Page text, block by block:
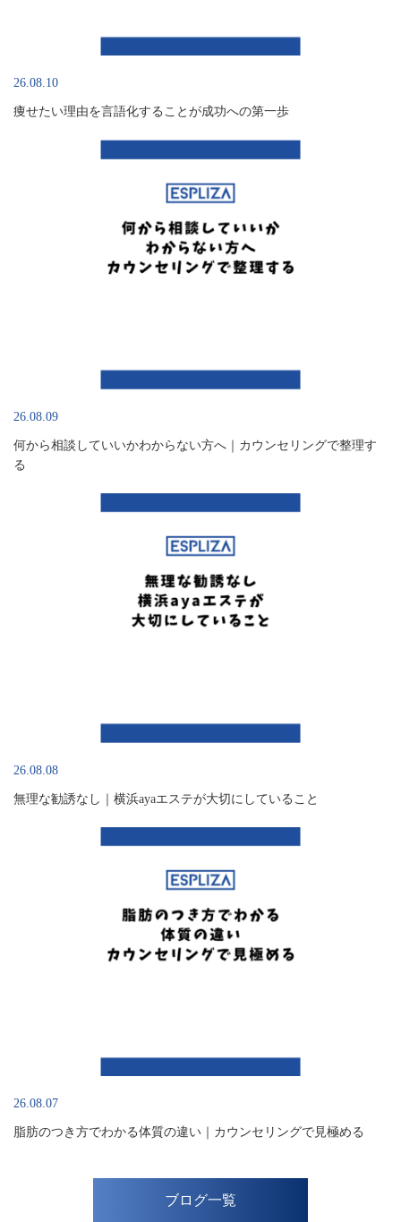
26.08.10
痩せたい理由を言語化することが成功への第一歩
26.08.09
何から相談していいかわからない方へ｜カウンセリングで整理す
る
26.08.08
無理な勧誘なし｜横浜ayaエステが大切にしていること
26.08.07
脂肪のつき方でわかる体質の違い｜カウンセリングで見極める
ブログ一覧